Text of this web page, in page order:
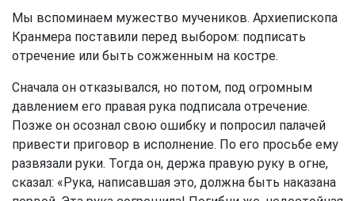
Мы вспоминаем мужество мучеников. Архиепископа
Кранмера поставили перед выбором: подписать
отречение или быть сожженным на костре.
Сначала он отказывался, но потом, под огромным
давлением его правая рука подписала отречение.
Позже он осознал свою ошибку и попросил палачей
привести приговор в исполнение. По его просьбе ему
развязали руки. Тогда он, держа правую руку в огне,
сказал: «Рука, написавшая это, должна быть наказана